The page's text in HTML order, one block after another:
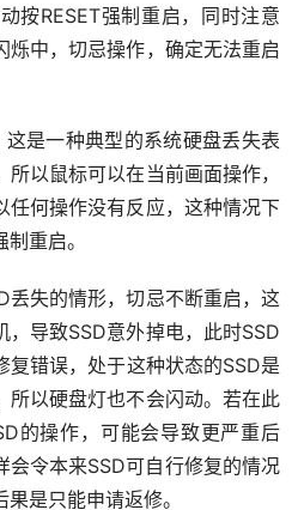
注册
按RESET强制重启，同时注意
烁中，切忌操作，确定无法重启
是一种典型的系统硬盘丢失表
以鼠标可以在当前画面操作，
任何操作没有反应，这种情况下
重启。
丢失的情形，切忌不断重启，这
，导致SSD意外掉电，此时SSD
复错误，处于这种状态的SSD是
所以硬盘灯也不会闪动。若在此
的操作，可能会导致更严重后
会令本来SSD可自行修复的情况
是只能申请返修。